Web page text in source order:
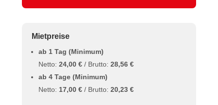
Mietpreise
ab 1 Tag (Minimum)
Netto: 24,00 €/ Brutto: 28,56 €
ab 4 Tage (Minimum)
Netto: 17,00 €/ Brutto: 20,23 €